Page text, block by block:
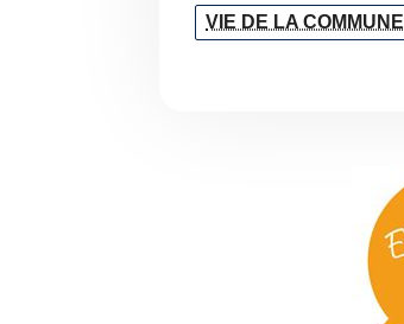
VIE DE LA COMMUNE